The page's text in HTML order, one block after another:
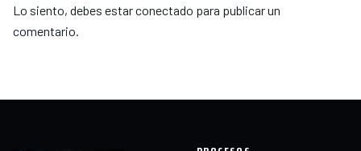
Lo siento, debes estarconectado para publicar un
comentario.